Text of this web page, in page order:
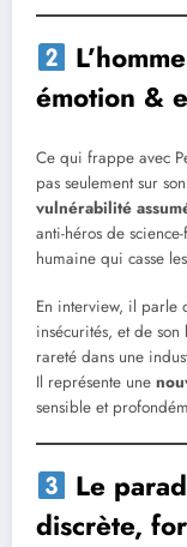
émotion &
Ce qui frappe avec
pas seulement sur
vulnérabilité
anti-héros de
humaine qui casse
En interview, il parle
insécurités, et de
rareté dans une
Il représente une
sensible et
Le
discrète,